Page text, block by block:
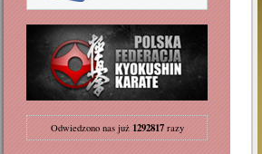
Odwiedzono nas już 1292817razy